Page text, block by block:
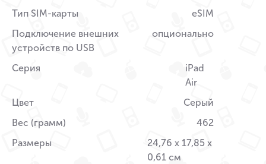
Тип SIM-карты
eSIM
Подключение внешних
устройств по USB
опционально
Серия
iPad
Air
Цвет
Серый
Вес (грамм)
462
Размеры
24,76 x 17,85 x
0,61 см